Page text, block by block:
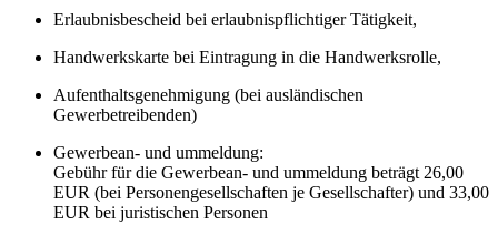
Erlaubnisbescheid bei erlaubnispflichtiger Tätigkeit,
Handwerkskarte bei Eintragung in die Handwerksrolle,
Aufenthaltsgenehmigung (bei ausländischen
Gewerbetreibenden)
Gewerbean- und ummeldung:
Gebühr für die Gewerbean- und ummeldung beträgt 26,00
EUR (bei Personengesellschaften je Gesellschafter) und 33,00
EUR bei juristischen Personen